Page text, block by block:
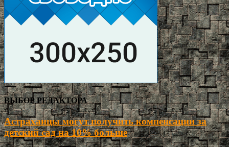
ВЫБОР РЕДАКТОРА
Астраханцы могут получить компенсации за
детский сад на 10% больше